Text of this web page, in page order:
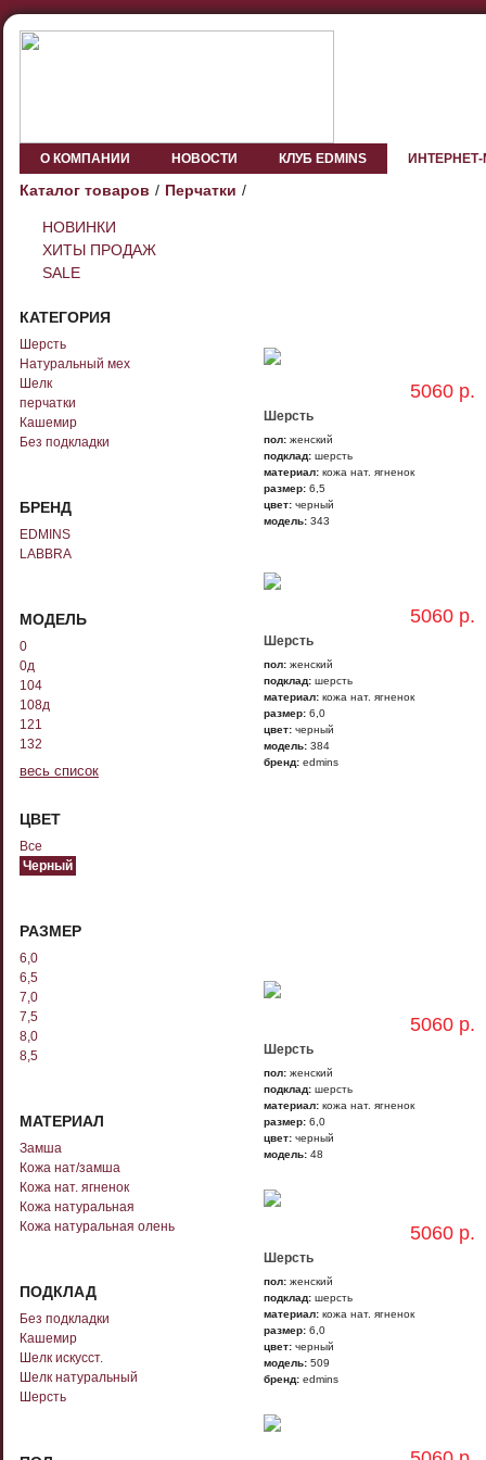
О КОМПАНИИ НОВОСТИ КЛУБ EDMINS
Каталог товаров Перчатки
НОВИНКИ
ХИТЫ ПРОДАЖ
SALE
КАТЕГОРИЯ
Шерсть
Натуральный мех
Шелк
перчатки
Кашемир
Без подкладки
БРЕНД
EDMINS
LABBRA
МОДЕЛЬ
0
0д
104
108д
121
132
ЦВЕТ
Все
Черный
РАЗМЕР
6,0
6,5
7,0
7,5
8,0
8,5
МАТЕРИАЛ
Замша
Кожа нат/замша
Кожа нат. ягненок
Кожа натуральная
Кожа натуральная олень
ПОДКЛАД
Без подкладки
Кашемир
Шелк искусст.
Шелк натуральный
Шерсть
5060 р.
Шерсть
пол: женский
подклад: шерсть
материал: кожа нат. ягненок
размер: 6,5
цвет: черный
модель: 343
5060 р.
Шерсть
пол: женский
подклад: шерсть
материал: кожа нат. ягненок
размер: 6,0
цвет: черный
модель: 384
бренд: edmins
5060 р.
Шерсть
пол: женский
подклад: шерсть
материал: кожа нат. ягненок
размер: 6,0
цвет: черный
модель: 48
5060 р.
Шерсть
пол: женский
подклад: шерсть
материал: кожа нат. ягненок
размер: 6,0
цвет: черный
модель: 509
бренд: edmins